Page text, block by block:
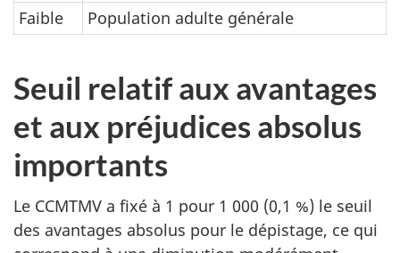
Faible
Population adulte générale
Seuil relatif aux avantages
et aux préjudices absolus
importants
Le CCMTMV a fixé à 1 pour 1 000 (0,1 %) le seuil
des avantages absolus pour le dépistage, ce qui